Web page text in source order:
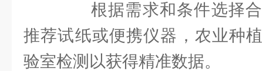
根据需求和条件选择合
推荐试纸或便携仪器，农业种
验室检测以获得精准数据。